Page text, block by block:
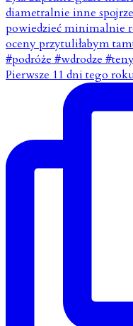
Pierwsze 11 dni tego